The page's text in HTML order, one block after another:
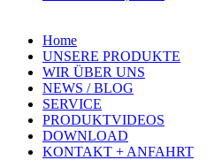
Home
UNSERE PRODUKTE
WIR ÜBER UNS
NEWS / BLOG
SERVICE
PRODUKTVIDEOS
DOWNLOAD
KONTAKT + ANFAHRT